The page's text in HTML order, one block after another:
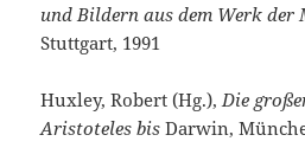
und Bildern aus dem Werk
Stuttgart, 1991
Huxley, Robert (Hg.), Die
Aristoteles bisDarwin,